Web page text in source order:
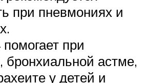
при пневмониях и
при
бронхиальной астме,
у детей и